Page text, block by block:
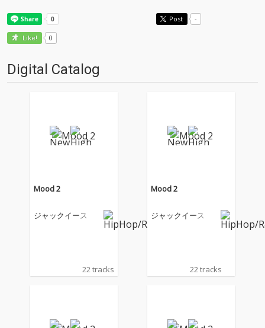
Post -
Like! 0
Digital Catalog
Mood 2
ジャックイース
22 tracks
Mood 2
ジャックイース
22 tracks